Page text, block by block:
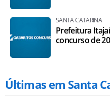
SANTA CATARINA
Prefeitura
concurso de
Últimas em Santa